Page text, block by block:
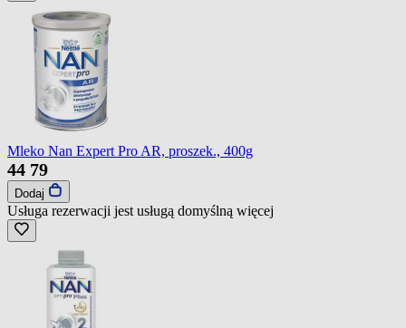
Mleko Nan Expert Pro AR, proszek., 400g
44 79
Dodaj
Usługa rezerwacji jest usługą domyślną więcej